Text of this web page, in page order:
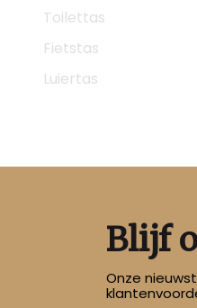
Toilettas
Fietstas
Luiertas
Blijf
Onze